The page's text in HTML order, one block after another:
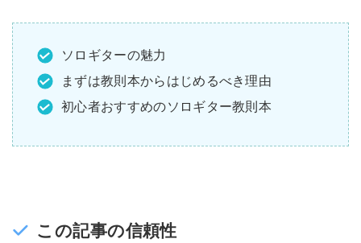
ソロギターの魅力
まずは教則本からはじめるべき理由
初心者おすすめのソロギター教則本
この記事の信頼性